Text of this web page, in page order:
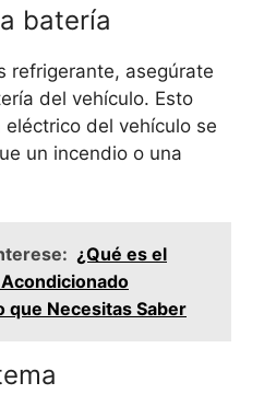
batería
refrigerante, asegúrate
del vehículo. Esto
del vehículo se
un incendio o una
¿Qué es el
que Necesitas Saber